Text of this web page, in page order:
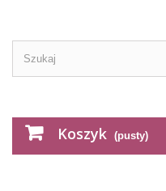
Koszyk (pusty)